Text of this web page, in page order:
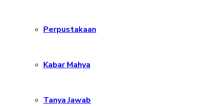
Perpustakaan
Kabar Mahya
Tanya Jawab